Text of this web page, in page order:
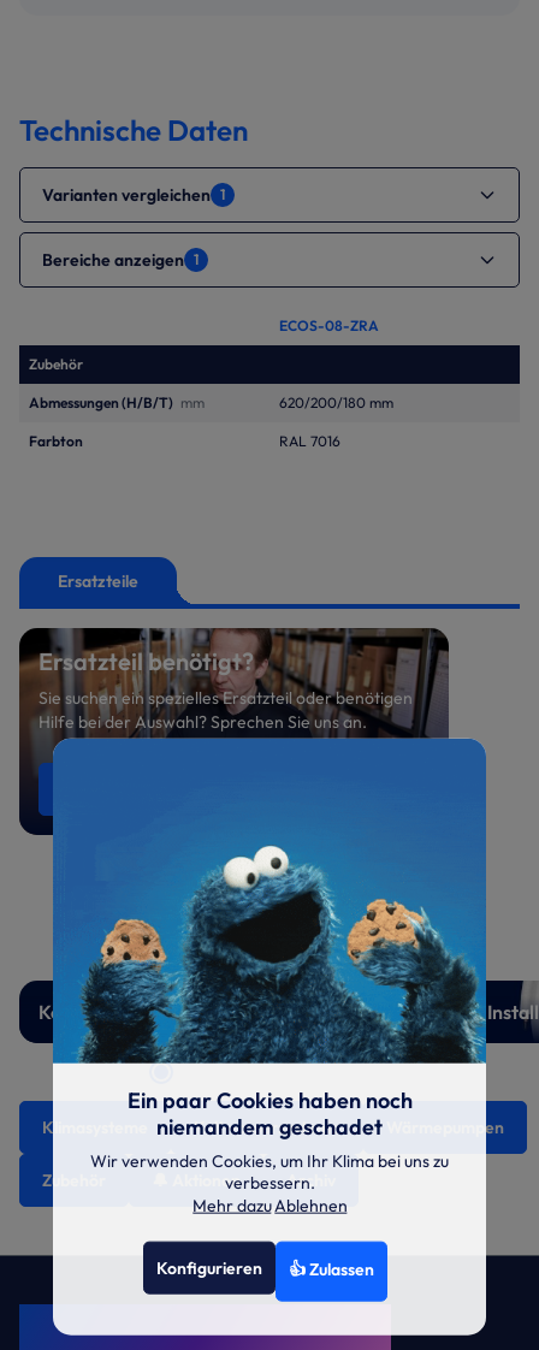
Technische Daten
Varianten vergleichen 1
Bereiche anzeigen 1
ECOS-08-ZRA
Zubehör
Abmessungen (H/B/T) mm 620/200/180 mm
Farbton RAL 7016
Ersatzteile
Ersatzteil benötigt?
Sie suchen ein spezielles Ersatzteil oder benötigen
Hilfe bei der Auswahl? Sprechen Sie uns an.
Kondensatpumpen
Klimasysteme Kaltwassersysteme Wärmepumpen
Zubehör 🔔 Aktionen Archiv
Kälte. Klima. KRONE.
KRONE Friends
Ein paar Cookies haben noch
niemandem geschadet
Wir verwenden Cookies, um Ihr Klima bei uns zu
verbessern.
Mehr dazuAblehnen
Konfigurieren 👍 Zulassen